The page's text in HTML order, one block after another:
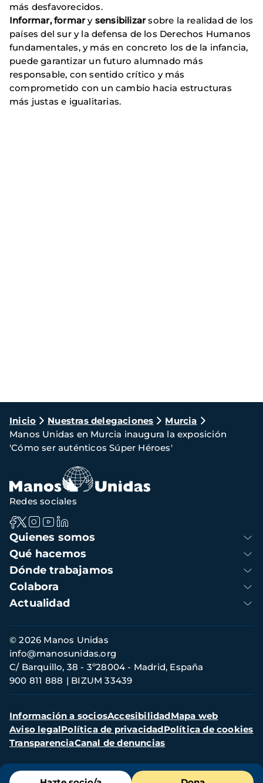
más desfavorecidos.
Informar, formary sensibilizarsobre la realidad de los
países del sur y la defensa de los Derechos Humanos
fundamentales, y más en concreto los de la infancia,
puede garantizar un futuro alumnado más
responsable, con sentido crítico y más
comprometido con un cambio hacia estructuras
más justas e igualitarias.
Ruta
de
navegación
Inicio Nuestras delegaciones
Murcia
Manos Unidas en Murcia inaugura la exposición
'Cómo ser auténticos Súper Héroes'
Menú
Navegación
principal
Quienes somos
Qué hacemos
Dónde trabajamos
Colabora
Actualidad
Redes sociales
Información
de
contacto
© 2026 Manos Unidas
C/ Barquillo, 38 - 3º28004 - Madrid, España
900 811 888
BIZUM 33439
info@manosunidas.org
Menú
secundario
Información a sociosAccesibilidadMapa web
Aviso legalPolítica de privacidadPolítica de cookies
TransparenciaCanal de denuncias